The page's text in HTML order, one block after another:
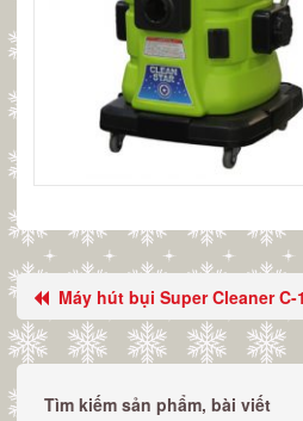
Máy hút bụi Super Cleaner C-
Tìm kiếm sản phẩm, bài viết